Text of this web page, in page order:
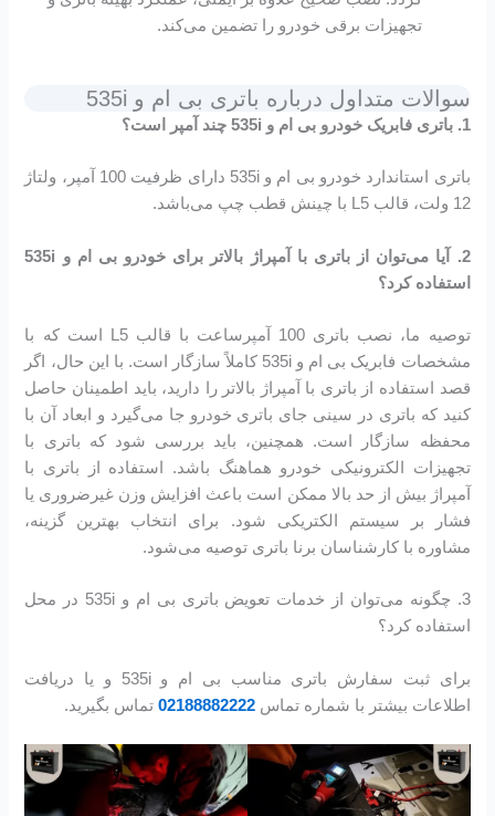
تجهیزات برقی خودرو را تضمین می‌کند.
سوالات متداول درباره باتری بی ام و 535i
1. باتری فابریک خودرو بی ام و 535i چند آمپر است؟
باتری استاندارد خودرو بی ام و 535i دارای ظرفیت 100 آمپر، ولتاژ
12 ولت، قالب L5 با چینش قطب چپ می‌باشد.
2. آیا می‌توان از باتری با آمپراژ بالاتر برای خودرو بی ام و 535i
استفاده کرد؟
توصیه ما، نصب باتری 100 آمپرساعت با قالب L5 است که با
مشخصات فابریک بی ام و 535i کاملاً سازگار است. با این حال، اگر
قصد استفاده از باتری با آمپراژ بالاتر را دارید، باید اطمینان حاصل
کنید که باتری در سینی جای باتری خودرو جا می‌گیرد و ابعاد آن با
محفظه سازگار است. همچنین، باید بررسی شود که باتری با
تجهیزات الکترونیکی خودرو هماهنگ باشد. استفاده از باتری با
آمپراژ بیش از حد بالا ممکن است باعث افزایش وزن غیرضروری یا
فشار بر سیستم الکتریکی شود. برای انتخاب بهترین گزینه،
مشاوره با کارشناسان برنا باتری توصیه می‌شود.
3. چگونه می‌توان از خدمات تعویض باتری بی ام و 535i در محل
استفاده کرد؟
برای ثبت سفارش باتری مناسب بی ام و 535i و یا دریافت
اطلاعات بیشتر با شماره تماس02188882222 تماس بگیرید.